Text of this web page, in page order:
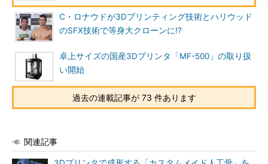
C・ロナウドが3Dプリンティング技術とハリウッド
のSFX技術で等身大クローンに!?
卓上サイズの国産3Dプリンタ「MF-500」の取り扱
い開始
過去の連載記事が 73 件あります
関連記事